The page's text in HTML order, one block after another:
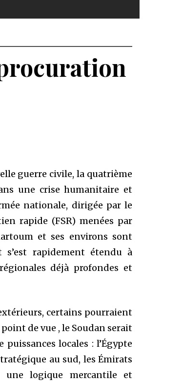
guerre civile, la quatrième
une crise humanitaire et
nationale, dirigée par le
rapide (FSR) menées par
et ses environs sont
rapidement étendu à
déjà profondes et
certains pourraient
de vue , le Soudan serait
locales : l’Égypte
au sud, les Émirats
une logique mercantile et